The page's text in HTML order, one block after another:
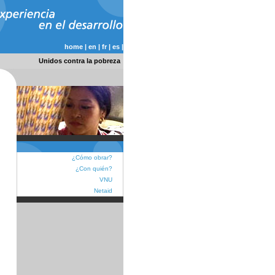
home | en | fr | es |
Unidos contra la pobreza
¿Cómo obrar?
¿Con quién?
VNU
Netaid